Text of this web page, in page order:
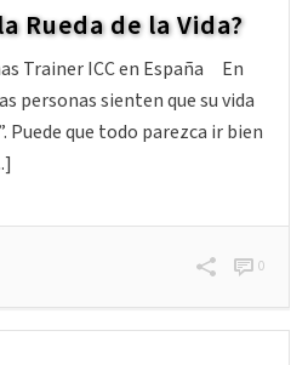
Rueda de la Vida?
Trainer ICC en España En
personas sienten que su vida
Puede que todo parezca ir bien
0
– Herramientas
Thinking es un método para
las necesidades reales de los
muy [...]